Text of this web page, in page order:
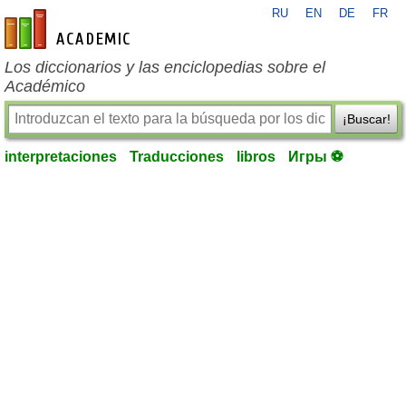
es-academic.com
RU EN DE FR
Los diccionarios y las enciclopedias sobre el
Académico
¡Buscar!
interpretaciones Traducciones libros Игры ⚽